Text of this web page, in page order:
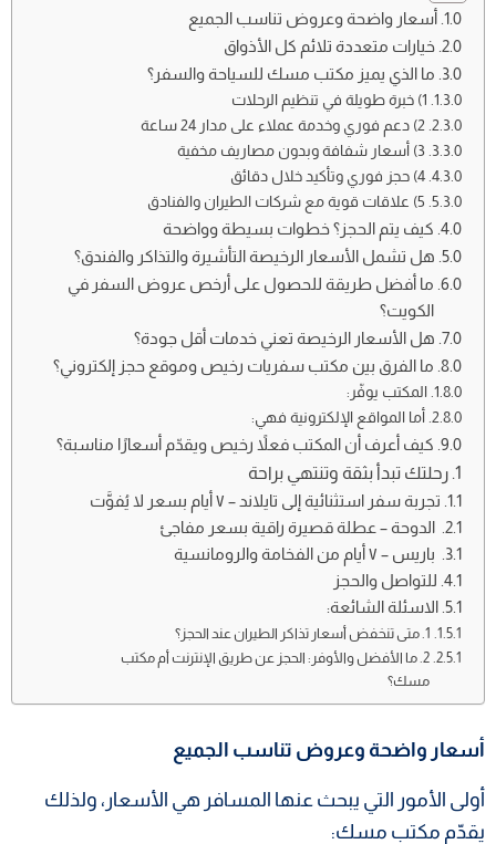
أسعار واضحة وعروض تناسب الجميع
خيارات متعددة تلائم كل الأذواق
ما الذي يميز مكتب مسك للسياحة والسفر؟
1) خبرة طويلة في تنظيم الرحلات
2) دعم فوري وخدمة عملاء على مدار 24 ساعة
3) أسعار شفافة وبدون مصاريف مخفية
4) حجز فوري وتأكيد خلال دقائق
5) علاقات قوية مع شركات الطيران والفنادق
كيف يتم الحجز؟ خطوات بسيطة وواضحة
هل تشمل الأسعار الرخيصة التأشيرة والتذاكر والفندق؟
ما أفضل طريقة للحصول على أرخص عروض السفر في
الكويت؟
هل الأسعار الرخيصة تعني خدمات أقل جودة؟
ما الفرق بين مكتب سفريات رخيص وموقع حجز إلكتروني؟
المكتب يوفّر:
أما المواقع الإلكترونية فهي:
كيف أعرف أن المكتب فعلاً رخيص ويقدّم أسعارًا مناسبة؟
رحلتك تبدأ بثقة وتنتهي براحة
تجربة سفر استثنائية إلى تايلاند – ٧ أيام بسعر لا يُفوَّت
الدوحة – عطلة قصيرة راقية بسعر مفاجئ
باريس – ٧ أيام من الفخامة والرومانسية
للتواصل والحجز
الاسئلة الشائعة:
1. متى تنخفض أسعار تذاكر الطيران عند الحجز؟
2. ما الأفضل والأوفر: الحجز عن طريق الإنترنت أم مكتب
مسك؟
أسعار واضحة وعروض تناسب الجميع
أولى الأمور التي يبحث عنها المسافر هي الأسعار، ولذلك
يقدّم مكتب مسك: